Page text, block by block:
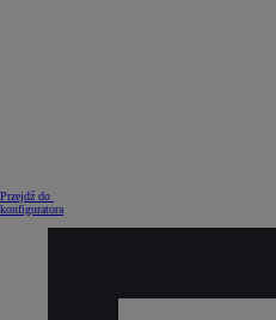
Przejdź do
konfiguratora